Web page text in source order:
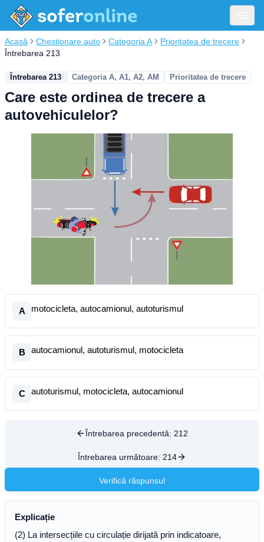
Acasă Chestionare auto Categoria A
Prioritatea de trecere
Întrebarea 213
Întrebarea 213 Categoria A, A1, A2, AM Prioritatea de trecere
Care este ordinea de trecere a
autovehiculelor?
A motocicleta, autocamionul, autoturismul
B autocamionul, autoturismul, motocicleta
C autoturismul, motocicleta, autocamionul
Întrebarea precedentă: 212
Întrebarea următoare: 214
Verifică răspunsul
Explicație
(2) La intersecțiile cu circulație dirijată prin indicatoare,